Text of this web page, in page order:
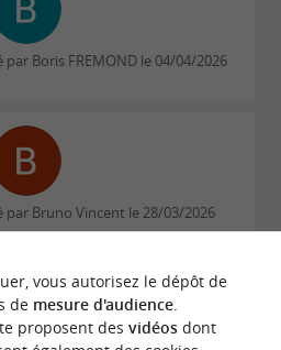
par Boris FREMOND le 04/04/2026
par Bruno Vincent le 28/03/2026
LIRE TOUS LES AVIS
vous autorisez le dépôt de
de mesure d'audience.
proposent des vidéosdont